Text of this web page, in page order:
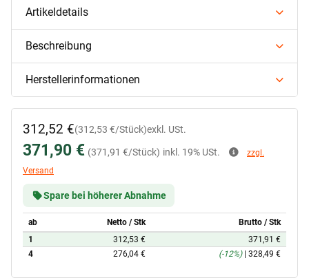
Artikeldetails
Beschreibung
Herstellerinformationen
312,52 €(312,53 €/Stück)exkl. USt.
371,90 € (371,91 €/Stück) inkl. 19% USt.
zzgl.
Versand
Spare bei höherer Abnahme
ab Netto / Stk
Brutto / Stk
1
312,53 €
371,91 €
4
276,04 € (-12%) 328,49 €